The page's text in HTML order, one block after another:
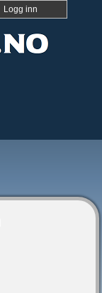
Logg inn